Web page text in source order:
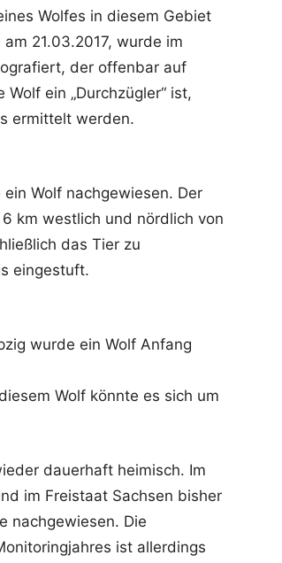
Wolfes in diesem Gebiet
21.03.2017, wurde im
der offenbar auf
ein „Durchzügler“ ist,
ermittelt werden.
Wolf nachgewiesen. Der
km westlich und nördlich von
das Tier zu
eingestuft.
wurde ein Wolf Anfang
Wolf könnte es sich um
dauerhaft heimisch. Im
im Freistaat Sachsen bisher
nachgewiesen. Die
ist allerdings